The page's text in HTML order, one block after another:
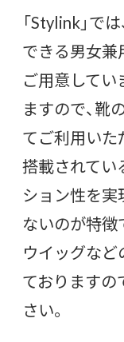
「Stylink」で
できる男女兼
ご用意してい
ますので、靴
てご利用いた
搭載されてい
ション性を実
ないのが特徴
ウイッグな
ておりますの
さい。